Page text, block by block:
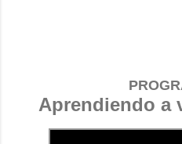
Aprendiendo a